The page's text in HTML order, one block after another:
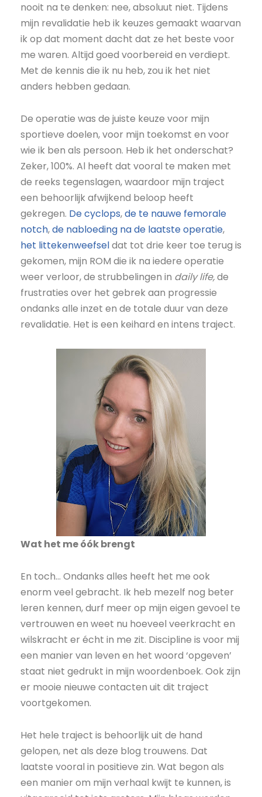
nooit na te denken: nee, absoluut niet. Tijdens
mijn revalidatie heb ik keuzes gemaakt waarvan
ik op dat moment dacht dat ze het beste voor
me waren. Altijd goed voorbereid en verdiept.
Met de kennis die ik nu heb, zou ik het niet
anders hebben gedaan.
De operatie was de juiste keuze voor mijn
sportieve doelen, voor mijn toekomst en voor
wie ik ben als persoon. Heb ik het onderschat?
Zeker, 100%. Al heeft dat vooral te maken met
de reeks tegenslagen, waardoor mijn traject
een behoorlijk afwijkend beloop heeft
gekregen. De cyclops,de te nauwe femorale
notch,de nabloeding na de laatste operatie,
het littekenweefseldat tot drie keer toe terug is
gekomen, mijn ROM die ik na iedere operatie
weer verloor, de strubbelingen in daily life,de
frustraties over het gebrek aan progressie
ondanks alle inzet en de totale duur van deze
revalidatie. Het is een keihard en intens traject.
Wat het me óók brengt
En toch… Ondanks alles heeft het me ook
enorm veel gebracht. Ik heb mezelf nog beter
leren kennen, durf meer op mijn eigen gevoel te
vertrouwen en weet nu hoeveel veerkracht en
wilskracht er écht in me zit. Discipline is voor mij
een manier van leven en het woord ‘opgeven’
staat niet gedrukt in mijn woordenboek. Ook zijn
er mooie nieuwe contacten uit dit traject
voortgekomen.
Het hele traject is behoorlijk uit de hand
gelopen, net als deze blog trouwens. Dat
laatste vooral in positieve zin. Wat begon als
een manier om mijn verhaal kwijt te kunnen, is